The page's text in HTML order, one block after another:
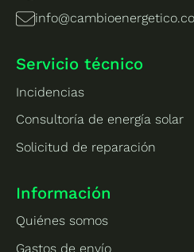
Servicio técnico
Incidencias
Consultoría de energía solar
Solicitud de reparación
Información
Quiénes somos
Gastos de envío